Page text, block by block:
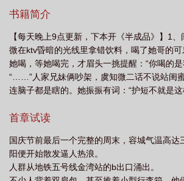
晋江 婚约未遂by山有嘉卉讲的什么
有嘉卉免费阅读 婚约未遂txt百度 婚约未遂全文免
微 婚约未遂山有嘉卉 婚约未遂TXT百度资源
未遂 山有嘉卉 婚约未遂全文阅读 结婚未遂 婚
有嘉卉番外 婚约未遂免费阅读 婚约未遂txt资源免
书籍简介
【每天晚上9点更新，下本开《半成品》】1
微在ktv昏暗的光线里拿错饮料，喝了她哥的
她喝，等她喝完，才眉头一挑提醒：“你喝的是
“……”人家兄妹俩吵架，虞知微二话不说站闺
连脑子都是瞎的。她振振有词：“护短不就是
护，你没被女朋友护过啊？”男人看她的目光像
门，开始他们之间的第一次约会。2、一句家
知微便在容城最大的黄金珠宝交易中心租下一
人，吃瓜，开直播和互联网亲戚唠嗑。日子过
首章试读
国庆节前最后一个完整的周末，容城气温高达
阳便开始散发逼人热浪。
人群从地铁五号线金湾站的b出口涌出。